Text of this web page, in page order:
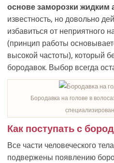
основе заморозки жидким
известность, но довольно
избавиться от неприятного
(принцип работы
высокой частоты), который
бородавок. Выбор всегда
Бородавка на голове в
Как поступать с
Все части человеческого
подвержены появлению